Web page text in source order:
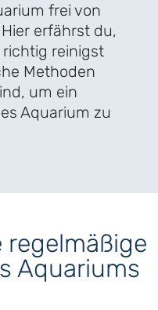
frei von
erfährst du,
reinigst
Methoden
um ein
Aquarium zu
regelmäßige
Aquariums